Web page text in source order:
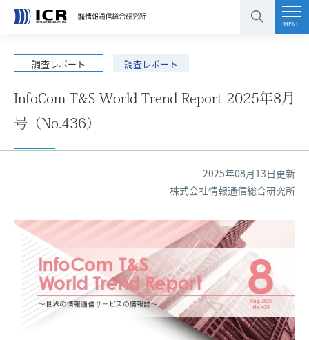
MENU
調査レポート 調査レポート
InfoCom T&S World Trend Report 2025年8月
号（No.436）
2025年08月13日更新
株式会社情報通信総合研究所